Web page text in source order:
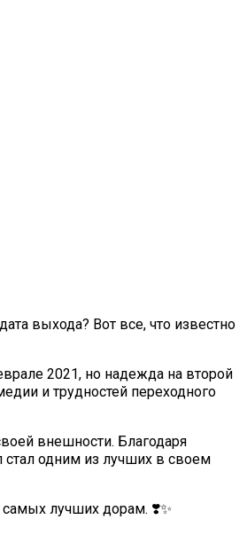
выхода? Вот все, что известно
2021, но надежда на второй
и трудностей переходного
внешности. Благодаря
стал одним из лучших в своем
самых лучших дорам. ❣️✨